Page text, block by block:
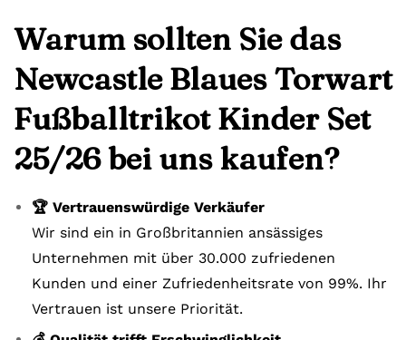
Warum sollten Sie das
Newcastle Blaues Torwart
Fußballtrikot Kinder Set
25/26 bei uns kaufen?
🏆 Vertrauenswürdige Verkäufer
Wir sind ein in Großbritannien ansässiges
Unternehmen mit über 30.000 zufriedenen
Kunden und einer Zufriedenheitsrate von 99%. Ihr
Vertrauen ist unsere Priorität.